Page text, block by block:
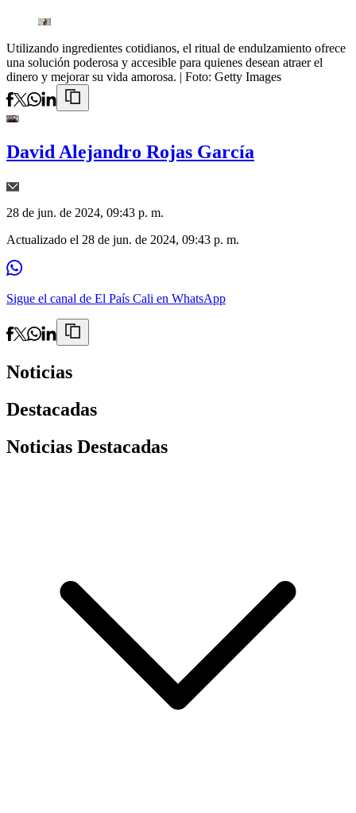
Utilizando ingredientes cotidianos, el ritual de endulzamiento ofrece
una solución poderosa y accesible para quienes desean atraer el
dinero y mejorar su vida amorosa. | Foto: Getty Images
David Alejandro Rojas García
28 de jun. de 2024, 09:43 p. m.
Actualizado el 28 de jun. de 2024, 09:43 p. m.
Sigue el canal de El País Cali en WhatsApp
Noticias
Destacadas
Noticias Destacadas